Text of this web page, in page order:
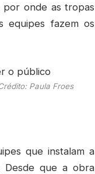
onde as tropas
equipes fazem os
Paula Froes
que instalam a
Desde que a obra